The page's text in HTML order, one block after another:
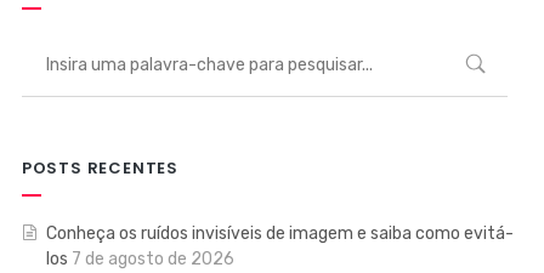
POSTS RECENTES
Conheça os ruídos invisíveis de imagem e saiba como evitá-
los 7 de agosto de 2026